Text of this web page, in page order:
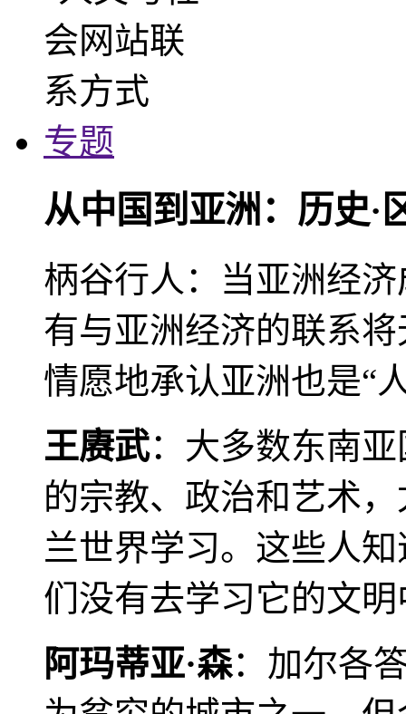
专题
从中国到亚洲：历史·
柄谷行人：当亚洲经
有与亚洲经济的联系
情愿地承认亚洲也是“
王赓武：大多数东南
的宗教、政治和艺术
兰世界学习。这些人
们没有去学习它的文
阿玛蒂亚·森：加尔各